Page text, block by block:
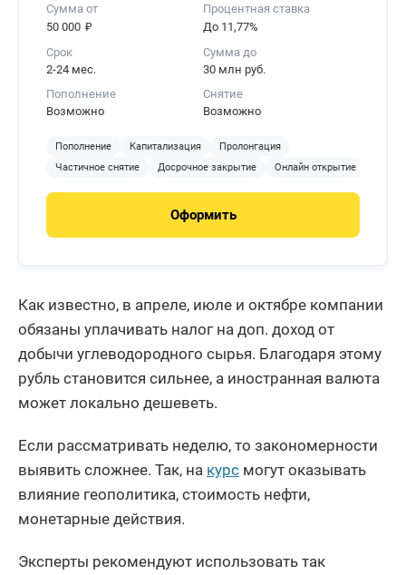
Сумма от
50 000 ₽
Процентная ставка
До 11,77%
Срок
2-24 мес.
Сумма до
30 млн руб.
Пополнение
Возможно
Снятие
Возможно
Пополнение Капитализация
Пролонгация
Частичное снятие
Досрочное закрытие Онлайн открытие
Оформить
Как известно, в апреле, июле и октябре компании
обязаны уплачивать налог на доп. доход от
добычи углеводородного сырья. Благодаря этому
рубль становится сильнее, а иностранная валюта
может локально дешеветь.
Если рассматривать неделю, то закономерности
выявить сложнее. Так, на курс могут оказывать
влияние геополитика, стоимость нефти,
монетарные действия.
Эксперты рекомендуют использовать так